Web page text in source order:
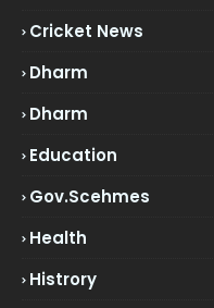
Cricket News
Dharm
Dharm
Education
Gov.scehmes
Health
Histrory